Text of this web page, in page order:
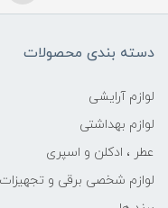
دسته بندی محصولات
لوازم آرایشی
لوازم بهداشتی
عطر ، ادکلن و اسپری
لوازم شخصی برقی و تجهیزات